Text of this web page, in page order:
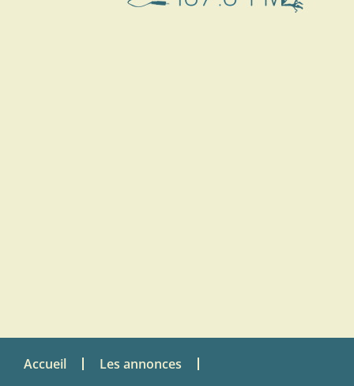
Accueil Les annonces